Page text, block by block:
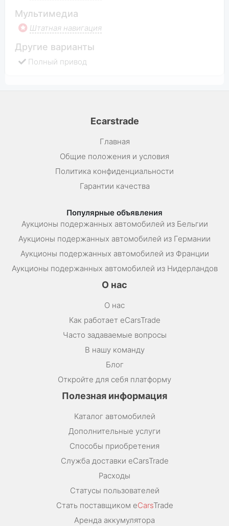
Мультимедиа
Штатная навигация
Другие варианты
Полный привод
Ecarstrade
Главная
Общие положения и условия
Политика конфиденциальности
Гарантии качества
Популярные объявления
Аукционы подержанных автомобилей из Бельгии
Аукционы подержанных автомобилей из Германии
Аукционы подержанных автомобилей из Франции
Аукционы подержанных автомобилей из Нидерландов
О нас
О нас
Как работает eCarsTrade
Часто задаваемые вопросы
В нашу команду
Блог
Откройте для себя платформу
Полезная информация
Каталог автомобилей
Дополнительные услуги
Способы приобретения
Служба доставки eCarsTrade
Расходы
Статусы пользователей
Стать поставщиком eCarsTrade
Аренда аккумулятора